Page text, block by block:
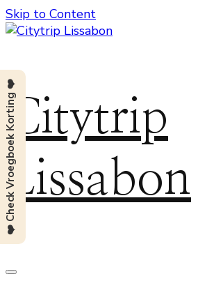
Skip to Content
Citytrip
Lissabon
❤️ Check Vroegboek Korting ❤️